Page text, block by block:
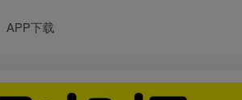
APP下载